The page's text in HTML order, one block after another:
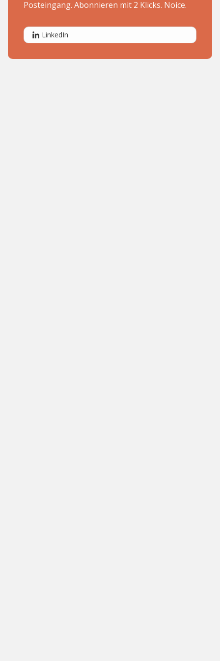
Posteingang. Abonnieren mit 2 Klicks. Noice.
LinkedIn